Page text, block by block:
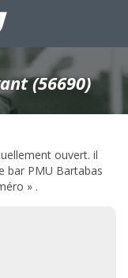
(56690)
ouvert. il
bar PMU Bartabas
» .